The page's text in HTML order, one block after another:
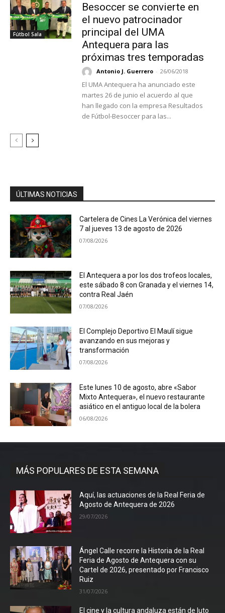
Fútbol Sala
Besoccer se convierte en
el nuevo patrocinador
principal del UMA
Antequera para las
próximas tres temporadas
Antonio J. Guerrero - 26/06/2018
El UMA Antequera ha anunciado este
martes 26 de junio el acuerdo al que
han llegado con la empresa Resultados
de Fútbol-Besoccer para las...
ÚLTIMAS NOTICIAS
Cartelera de Cines La Verónica del viernes
7 al jueves 13 de agosto de 2026
07/08/2026
El Antequera a por los dos trofeos locales,
este sábado 8 con Granada y el viernes 14,
contra Real Jaén
07/08/2026
El Complejo Deportivo El Maulí sigue
avanzando en sus mejoras y
transformación
07/08/2026
Este lunes 10 de agosto, abre «Sabor
Mixto Antequera», el nuevo restaurante
asiático en el antiguo local de la bolera
06/08/2026
MÁS POPULARES DE ESTA SEMANA
Aquí, las actuaciones de la Real Feria de
Agosto de Antequera de 2026
29/07/2026
Ángel Calle recorre la Historia de la Real
Feria de Agosto de Antequera con su
Cartel de 2026, presentado por Francisco
Ruiz
31/07/2026
El cine y la cultura andaluza están de luto